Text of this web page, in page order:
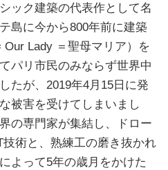
ック建築の代表作として名
島に今から800年前に建築
Our Lady ＝聖母マリア）を
パリ市民のみならず世界中
たが、2019年4月15日に発
被害を受けてしまいまし
の専門家が集結し、ドロー
術と、熟練工の磨き抜かれ
よって5年の歳月をかけた